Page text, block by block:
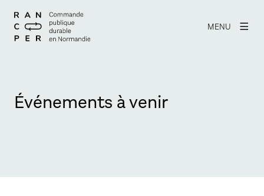
MENU
Événements à venir